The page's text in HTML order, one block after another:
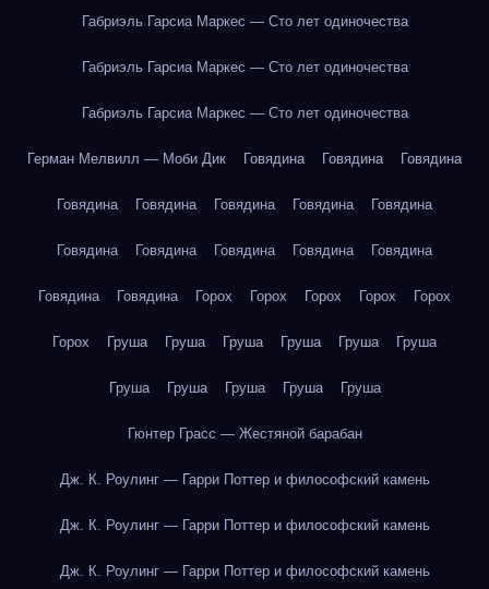
Габриэль Гарсиа Маркес — Сто лет одиночества
Габриэль Гарсиа Маркес — Сто лет одиночества
Габриэль Гарсиа Маркес — Сто лет одиночества
Герман Мелвилл — Моби Дик Говядина Говядина Говядина
Говядина Говядина Говядина Говядина Говядина
Говядина Говядина Говядина Говядина Говядина
Говядина Говядина Горох Горох Горох Горох Горох
Горох Груша Груша Груша Груша Груша Груша
Груша Груша Груша Груша Груша
Гюнтер Грасс — Жестяной барабан
Дж. К. Роулинг — Гарри Поттер и философский камень
Дж. К. Роулинг — Гарри Поттер и философский камень
Дж. К. Роулинг — Гарри Поттер и философский камень